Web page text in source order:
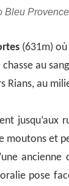
Bleu Provence
(631m)
chasse au
Rians, au
jusqu’aux
moutons et
pose